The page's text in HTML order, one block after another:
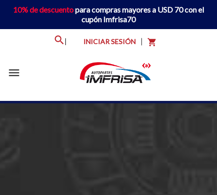
10% de descuentopara compras mayores a USD 70 con el
cupón Imfrisa70
INICIAR SESIÓN shopping_cart
menu